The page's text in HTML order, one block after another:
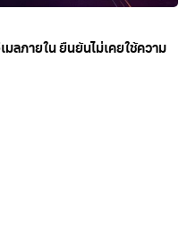
ลภายใน ยืนยันไม่เคยใช้ความ